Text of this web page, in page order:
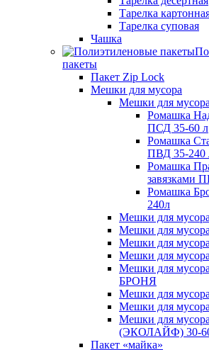
Тарелка
Тарелка суповая
Чашка
пакеты
Пакет Zip Lock
Мешки для мусора
Мешки для мусора
Ромашка
ПСД 35-60 л
Ромашка
ПВД 35-240
Ромашка
завязками
Ромашка
240л
Мешки для
Мешки для
Мешки для
Мешки для
Мешки для
БРОНЯ
Мешки для
Мешки для
Мешки для
(ЭКОЛАЙФ) 30-
Пакет «майка»